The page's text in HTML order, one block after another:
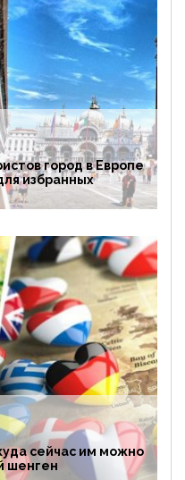
город в Европе
избранных
сейчас им можно
шенген